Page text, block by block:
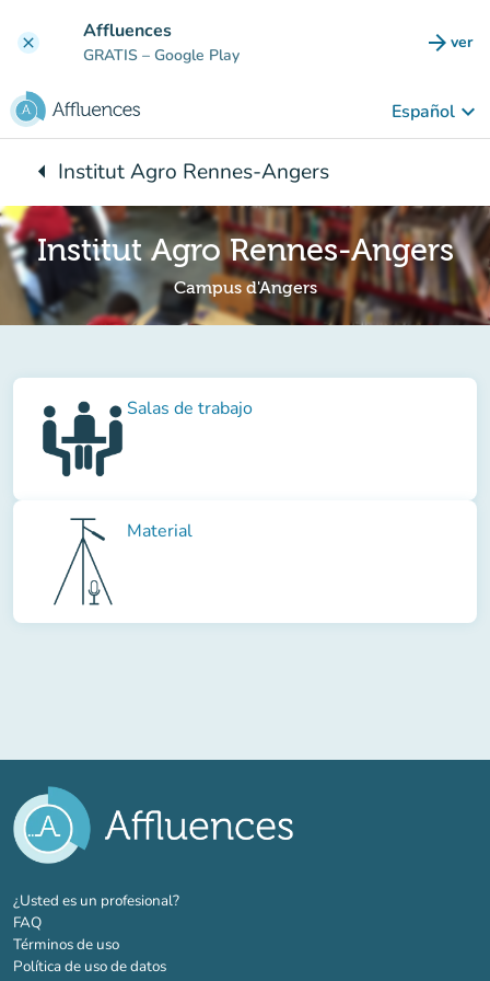
clear Affluences
GRATIS – Google Play arrow_forward ver
Español keyboard_arrow_down
arrow_leftVuelta:
Institut Agro Rennes-Angers
Institut Agro Rennes-Angers
Campus d'Angers
Salas de trabajo
Material
¿Usted es un profesional?(nueva pestaña)
FAQ
Términos de uso
Política de uso de datos